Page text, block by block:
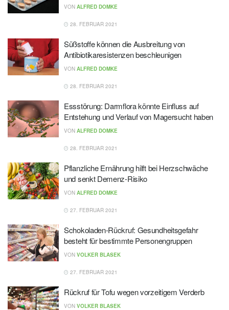
VON ALFRED DOMKE
28. FEBRUAR 2021
Süßstoffe können die Ausbreitung von
Antibiotikaresistenzen beschleunigen
VON ALFRED DOMKE
28. FEBRUAR 2021
Essstörung: Darmflora könnte Einfluss auf
Entstehung und Verlauf von Magersucht haben
VON ALFRED DOMKE
28. FEBRUAR 2021
Pflanzliche Ernährung hilft bei Herzschwäche
und senkt Demenz-Risiko
VON ALFRED DOMKE
27. FEBRUAR 2021
Schokoladen-Rückruf: Gesundheitsgefahr
besteht für bestimmte Personengruppen
VON VOLKER BLASEK
27. FEBRUAR 2021
Rückruf für Tofu wegen vorzeitigem Verderb
VON VOLKER BLASEK